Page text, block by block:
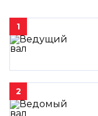
1
2